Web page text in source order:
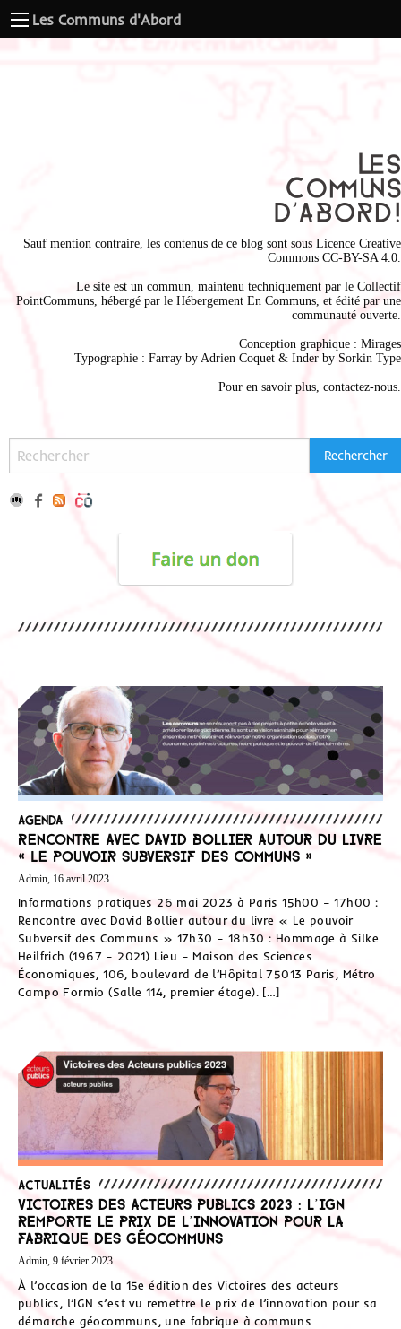
Les Communs d'Abord
Sauf mention contraire, les contenus de ce blog sont sous Licence Creative
Commons CC-BY-SA 4.0
Le site est un commun, maintenu techniquement par le Collectif
PointCommuns , hébergé par le Hébergement En Communs , et édité par une
communauté ouverte.
Conception graphique : Mirages
Typographie : Farray by Adrien Coquet & Inder by Sorkin Type
Pour en savoir plus, contactez-nous
Agenda
Rencontre avec David Bollier autour du livre
« Le pouvoir Subversif des Communs »
Admin, 16 avril 2023.
Informations pratiques 26 mai 2023 à Paris 15h00 – 17h00 :
Rencontre avec David Bollier autour du livre « Le pouvoir
Subversif des Communs » 17h30 – 18h30 : Hommage à Silke
Heilfrich (1967 – 2021) Lieu – Maison des Sciences
Économiques, 106, boulevard de l’Hôpital 75013 Paris, Métro
Campo Formio (Salle 114, premier étage). […]
Actualités
Victoires des acteurs publics 2023 : l’IGN
remporte le prix de l’innovation pour la
Fabrique des géocommuns
Admin, 9 février 2023.
À l’occasion de la 15e édition des Victoires des acteurs
publics, l’IGN s’est vu remettre le prix de l’innovation pour sa
démarche géocommuns, une fabrique à communs